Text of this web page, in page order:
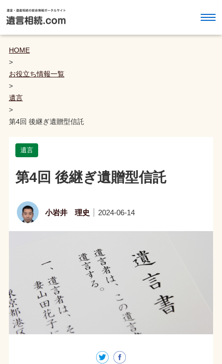
HOME
>
お役立ち情報一覧
>
遺言
>
第4回 後継ぎ遺贈型信託
遺言
第4回 後継ぎ遺贈型信託
小岩井 理史 2024-06-14